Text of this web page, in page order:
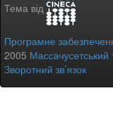
Тема від
Програмне
2005 Массачусетський
Зворотний зв’язок